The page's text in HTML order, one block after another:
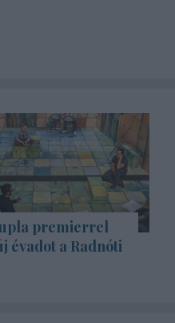
premierrel
évadot a Radnóti